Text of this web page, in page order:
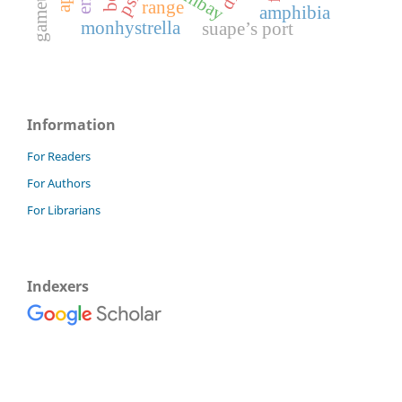
monhystrella suape’s port
amphibia
range
Information
For Readers
For Authors
For Librarians
Indexers